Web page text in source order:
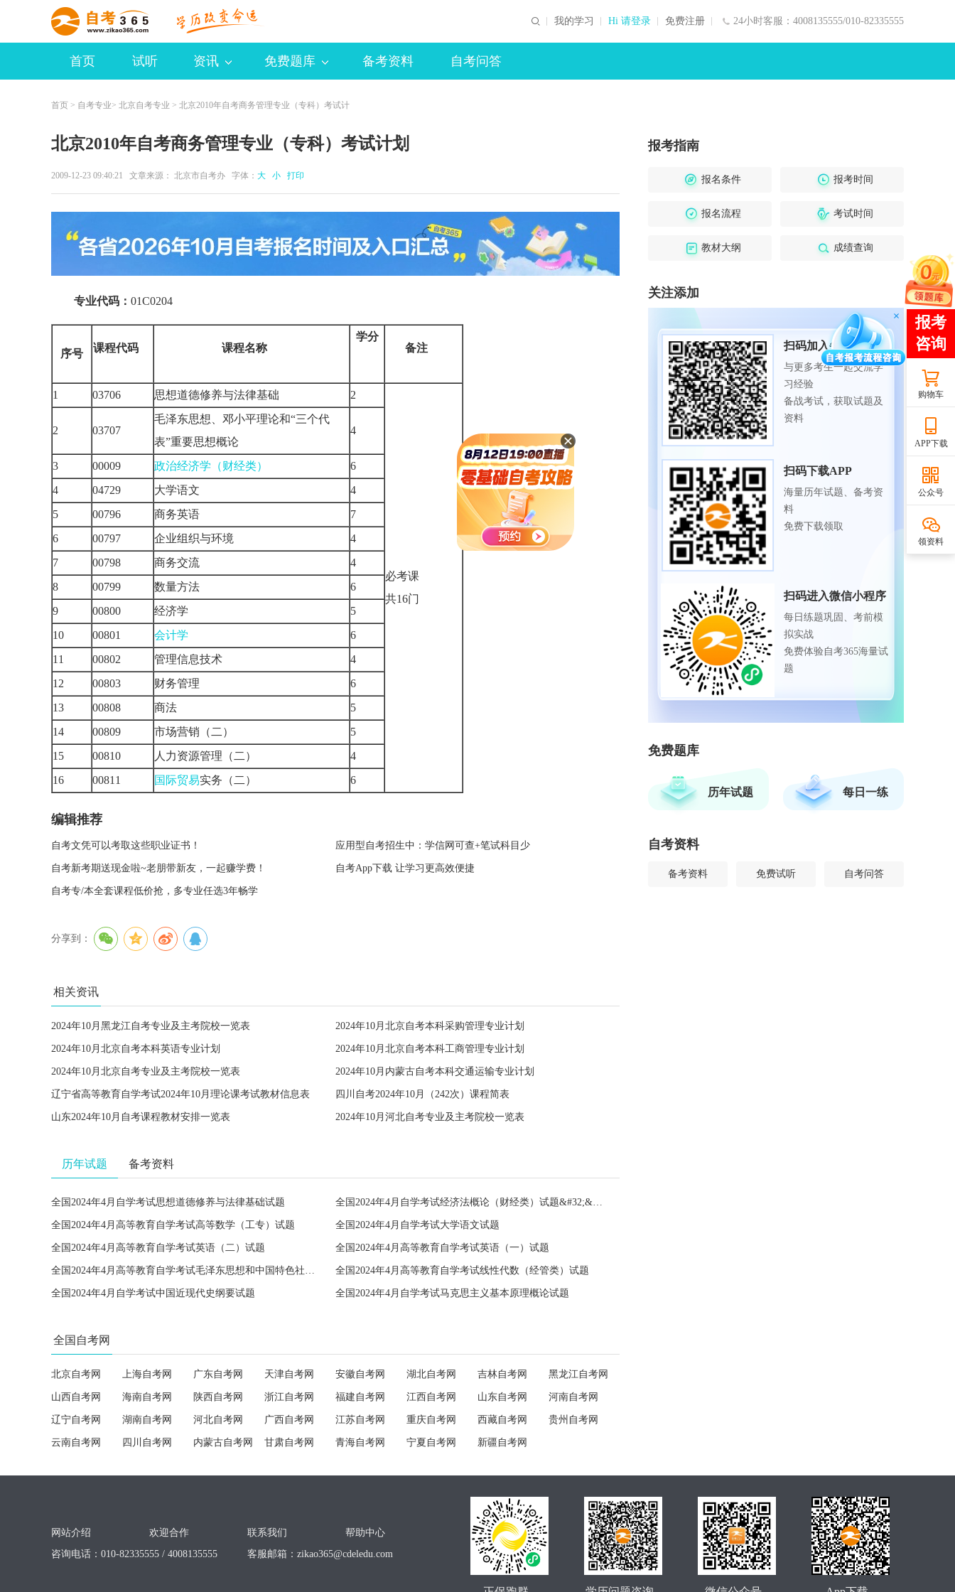
24小时客服：4008135555/010-82335555
我的学习 Hi 请登录 免费注册
首页 试听 资讯 免费题库 备考资料 自考问答
首页 > 自考专业> 北京自考专业 > 北京2010年自考商务管理专业（专科）考试计
北京2010年自考商务管理专业（专科）考试计划
2009-12-23 09:40:21 文章来源： 北京市自考办 字体： 大 小 打印
专业代码： 01C0204
序号 课程代码 课程名称
学分
备注
1 03706 思想道德修养与法律基础 2
必考课
共16门
2 03707
毛泽东思想、邓小平理论和“三个代
表”重要思想概论
4
3 00009 政治经济学（财经类）
6
4
04729 大学语文
4
5
00796 商务英语
7
6
00797 企业组织与环境
4
7
00798 商务交流
4
8
00799 数量方法
6
9
00800 经济学
5
10
00801 会计学
6
11
00802 管理信息技术
4
12
00803 财务管理
6
13
00808 商法
5
14
00809 市场营销（二）
5
15
00810 人力资源管理（二）
4
16
00811 国际贸易实务（二） 6
编辑推荐
自考文凭可以考取这些职业证书！ 应用型自考招生中：学信网可查+笔试科目少
自考新考期送现金啦~老朋带新友，一起赚学费！ 自考App下载 让学习更高效便捷
自考专/本全套课程低价抢，多专业任选3年畅学
分享到：
相关资讯
2024年10月黑龙江自考专业及主考院校一览表 2024年10月北京自考本科采购管理专业计划
2024年10月北京自考本科英语专业计划 2024年10月北京自考本科工商管理专业计划
2024年10月北京自考专业及主考院校一览表 2024年10月内蒙古自考本科交通运输专业计划
辽宁省高等教育自学考试2024年10月理论课考试教材信息表 四川自考2024年10月（242次）课程简表
山东2024年10月自考课程教材安排一览表 2024年10月河北自考专业及主考院校一览表
历年试题 备考资料
全国2024年4月自学考试思想道德修养与法律基础试题 全国2024年4月自学考试经济法概论（财经类）试题&#32;&#32;
全国2024年4月高等教育自学考试高等数学（工专）试题 全国2024年4月自学考试大学语文试题
全国2024年4月高等教育自学考试英语（二）试题 全国2024年4月高等教育自学考试英语（一）试题
全国2024年4月高等教育自学考试毛泽东思想和中国特色社会主义理论体系概论试题 全国2024年4月高等教育自学考试线性代数（经管类）试题
全国2024年4月自学考试中国近现代史纲要试题 全国2024年4月自学考试马克思主义基本原理概论试题
全国自考网
北京自考网 上海自考网 广东自考网 天津自考网 安徽自考网 湖北自考网 吉林自考网 黑龙江自考网
山西自考网 海南自考网 陕西自考网 浙江自考网 福建自考网 江西自考网 山东自考网 河南自考网
辽宁自考网 湖南自考网 河北自考网 广西自考网 江苏自考网 重庆自考网 西藏自考网 贵州自考网
云南自考网 四川自考网 内蒙古自考网 甘肃自考网 青海自考网 宁夏自考网 新疆自考网
报考指南
报名条件 报考时间
报名流程 考试时间
教材大纲 成绩查询
关注添加
扫码加入备考交流群
与更多考生一起交流学
习经验
备战考试，获取试题及
资料
扫码下载APP
海量历年试题、备考资
料
免费下载领取
扫码进入微信小程序
每日练题巩固、考前模
拟实战
免费体验自考365海量试
题
免费题库
历年试题 每日一练
自考资料
备考资料 免费试听 自考问答
购物车
APP下载
公众号
领资料
网站介绍 欢迎合作 联系我们
帮助中心
咨询电话：010-82335555 / 4008135555
客服邮箱： zikao365@cdeledu.com